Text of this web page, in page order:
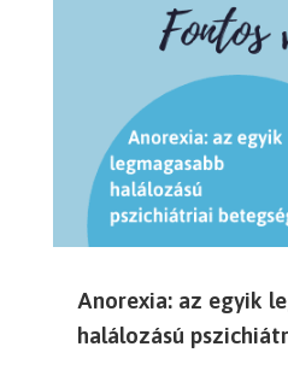
Anorexia: az egyik
halálozású